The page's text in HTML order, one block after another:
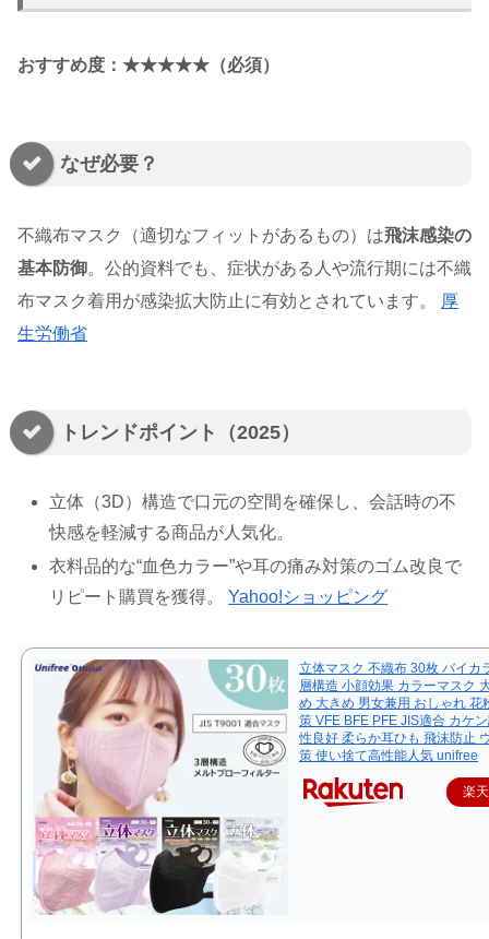
おすすめ度：★★★★★（必須）
なぜ必要？
不織布マスク（適切なフィットがあるもの）は飛沫感染の
基本防御。公的資料でも、症状がある人や流行期には不織
布マスク着用が感染拡大防止に有効とされています。
厚
生労働省
トレンドポイント（2025）
立体（3D）構造で口元の空間を確保し、会話時の不
快感を軽減する商品が人気化。
衣料品的な“血色カラー”や耳の痛み対策のゴム改良で
リピート購買を獲得。Yahoo!ショッピング
立体マスク 不織布 30枚 バイカ
層構造 小顔効果 カラーマスク
め 大きめ 男女兼用 おしゃれ 花
策 VFE BFE PFE JIS適合 カケ
性良好 柔らか耳ひも 飛沫防止
策 使い捨て高性能人気 unifree
楽